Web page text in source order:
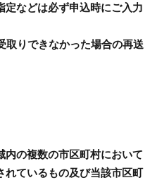
定などは必ず申込時にご入力
取りできなかった場合の再送
内の複数の市区町村において
れているもの及び当該市区町